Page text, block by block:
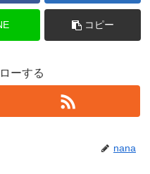
コピー
ーする
nana